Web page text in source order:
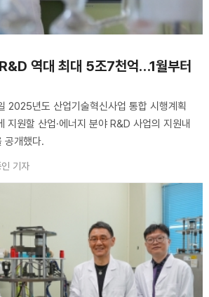
역대 최대 5조7천억…1월부터
2025년도 산업기술혁신사업 통합 시행계획
원할 산업·에너지 분야 R&D 사업의 지원내
공개했다.
인 기자